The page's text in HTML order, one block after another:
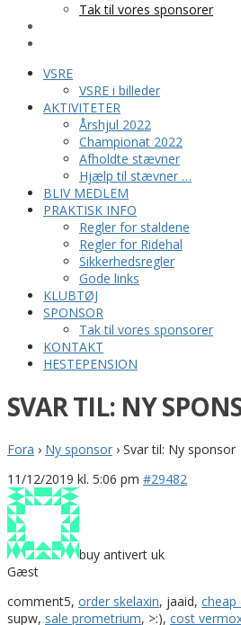
Tak til vores sponsorer
VSRE
VSRE i billeder
AKTIVITETER
Årshjul 2022
Championat 2022
Afholdte stævner
Hjælp til stævner …
BLIV MEDLEM
PRAKTISK INFO
Regler for staldene
Regler for Ridehal
Sikkerhedsregler
Gode links
KLUBTØJ
SPONSOR
Tak til vores sponsorer
KONTAKT
HESTEPENSION
SVAR TIL: NY
Fora › Ny sponsor › Svar til: Ny sponsor
11/12/2019 kl. 5:06 pm #29482
buy antivert uk
Gæst
comment5, order skelaxin, jaaid, cheap
supw, sale prometrium, >:), cost